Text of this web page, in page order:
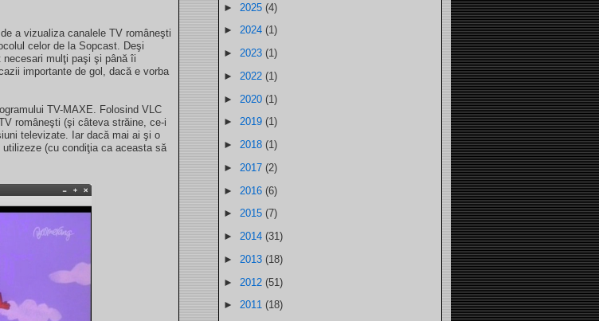
a vizualiza canalele TV româneşti
celor de la Sopcast. Deşi
mulţi paşi şi până îi
importante de gol, dacă e vorba
TV-MAXE. Folosind VLC
româneşti (şi câteva străine, ce-i
televizate. Iar dacă mai ai şi o
(cu condiţia ca aceasta să
► 2025 (4)
► 2024 (1)
► 2023 (1)
► 2022 (1)
► 2020 (1)
► 2019 (1)
► 2018 (1)
► 2017 (2)
► 2016 (6)
► 2015 (7)
► 2014 (31)
► 2013 (18)
► 2012 (51)
► 2011 (18)